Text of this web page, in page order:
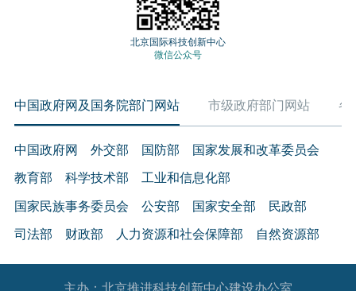
北京国际科技创新中心
微信公众号
中国政府网及国务院部门网站 市级政府部门网站 各
中国政府网 外交部 国防部 国家发展和改革委员会
教育部 科学技术部 工业和信息化部
国家民族事务委员会 公安部 国家安全部 民政部
司法部 财政部 人力资源和社会保障部 自然资源部
生态环境部 住房和城乡建设部 交通运输部 水利部
主办：北京推进科技创新中心建设办公室